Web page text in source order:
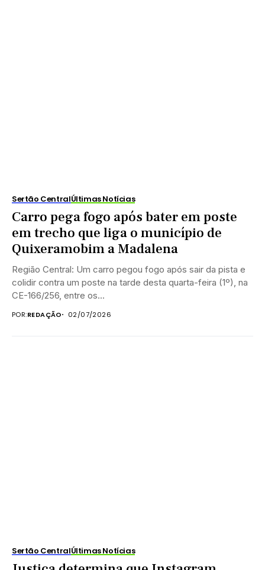
Sertão CentralÚltimas Notícias
Carro pega fogo após bater em poste
em trecho que liga o município de
Quixeramobim a Madalena
Região Central: Um carro pegou fogo após sair da pista e
colidir contra um poste na tarde desta quarta-feira (1º), na
CE-166/256, entre os...
POR:REDAÇÃO 02/07/2026
Sertão CentralÚltimas Notícias